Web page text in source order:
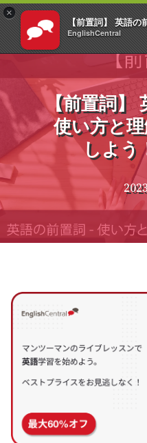
×
【前置詞】 英語の
EnglishCentral
コ
ン
ス
キ
ッ
プ
【前置詞】
使い方と
しよう